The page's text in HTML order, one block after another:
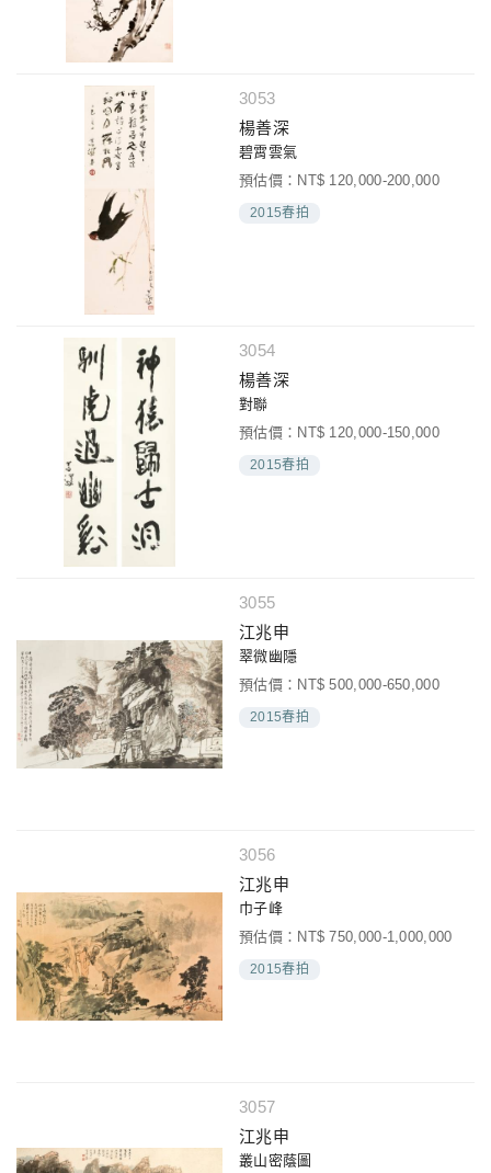
3053
楊善深
碧霄雲氣
預估價：NT$ 120,000-200,000
2015春拍
3054
楊善深
對聯
預估價：NT$ 120,000-150,000
2015春拍
3055
江兆申
翠微幽隱
預估價：NT$ 500,000-650,000
2015春拍
3056
江兆申
巾子峰
預估價：NT$ 750,000-1,000,000
2015春拍
3057
江兆申
叢山密蔭圖